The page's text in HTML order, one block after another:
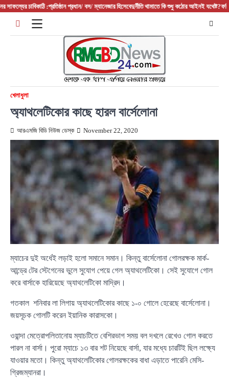
Skipচাবিকাঠি :প্রতিষ্ঠান প্রধান/ বস/ ম্যানেজার হিসেবেদুর্নীতি থামাতে কি শুধু কঠোর আইনই যথেষ্ট?ফরিদপুরের
খেলাধুলা
অ্যাথলেটিকোর কাছে হারল বার্সেলোনা
আরএমজি বিডি নিউজ ডেস্ক November 22, 2020
ম্যাচের দুই অর্ধেই লড়াই হলো সমানে সমান। কিন্তু বার্সেলোনা গোলরক্ষক মার্ক-
আন্ড্রে টের স্টেগেনের ভুলে সুযোগ পেয়ে গেল অ্যাথলেটিকো। সেই সুযোগে গোল
করে বার্সাকে হারিয়েছে অ্যাথলেটিকো মাদ্রিদ।
গতকাল শনিবার লা লিগায় অ্যাথলেটিকোর কাছে ১-০ গোলে হেরেছে বার্সেলোনা।
জয়সূচক গোলটি করেন ইয়ানিক কারাসকো।
ওয়ান্দা মেত্রোপলিতানোয় ম্যাচটিতে বেশিরভাগ সময় বল দখলে রেখেও গোল করতে
পারল না বার্সা। পুরো ম্যাচে ১৩ বার শট নিয়েছে বার্সা, যার মধ্যে চারটিই ছিল লক্ষ্যে
যাওয়ার মতো। কিন্তু অ্যাথলেটিকোর গোলরক্ষকের বাধা এড়াতে পারেনি মেসি-
গ্রিজম্যানরা।